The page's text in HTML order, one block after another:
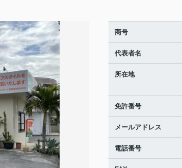
商号
代表者名
所在地
免許番号
メールアドレス
電話番号